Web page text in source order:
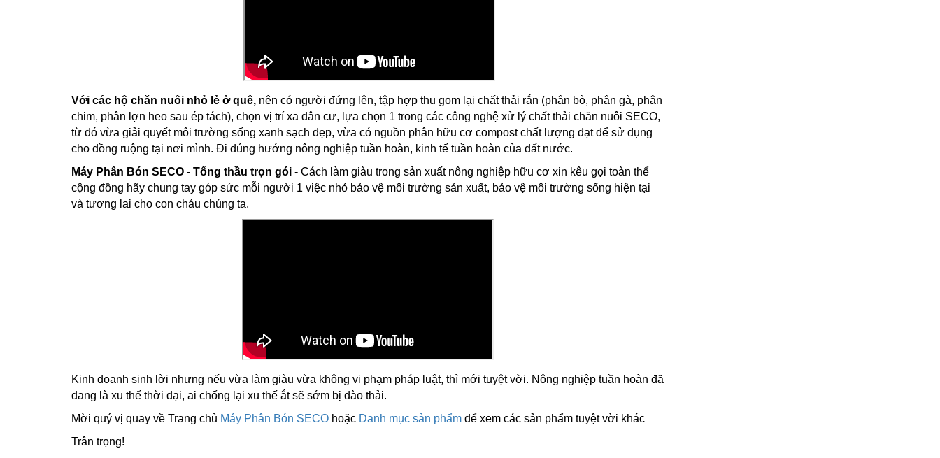
Với các hộ chăn nuôi nhỏ lẻ ở quê, nên có người đứng lên, tập hợp thu gom lại chất thải rắn (phân bò, phân gà, phân
chim, phân lợn heo sau ép tách), chọn vị trí xa dân cư, lựa chọn 1 trong các công nghệ xử lý chất thải chăn nuôi SECO,
từ đó vừa giải quyết môi trường sống xanh sạch đẹp, vừa có nguồn phân hữu cơ compost chất lượng đạt để sử dụng
cho đồng ruộng tại nơi mình. Đi đúng hướng nông nghiệp tuần hoàn, kinh tế tuần hoàn của đất nước.
Máy Phân Bón SECO - Tổng thầu trọn gói - Cách làm giàu trong sản xuất nông nghiệp hữu cơ xin kêu gọi toàn thể
cộng đồng hãy chung tay góp sức mỗi người 1 việc nhỏ bảo vệ môi trường sản xuất, bảo vệ môi trường sống hiện tại
và tương lai cho con cháu chúng ta.
Kinh doanh sinh lời nhưng nếu vừa làm giàu vừa không vi phạm pháp luật, thì mới tuyệt vời. Nông nghiệp tuần hoàn đã
đang là xu thế thời đại, ai chống lại xu thế ắt sẽ sớm bị đào thải.
Mời quý vị quay về Trang chủ Máy Phân Bón SECO hoặc Danh mục sản phẩm để xem các sản phẩm tuyệt vời khác
Trân trọng!